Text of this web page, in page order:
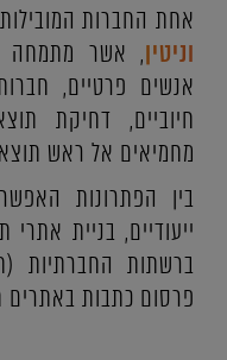
אחת החברות
וניטין, אשר מתמחה
אנשים פרטיים,
חיוביים, דחיקת
מחמיאים אל ראש
בין הפתרונות
ייעודיים, בניית
ברשתות החברתיות
פרסום כתבות באתרים